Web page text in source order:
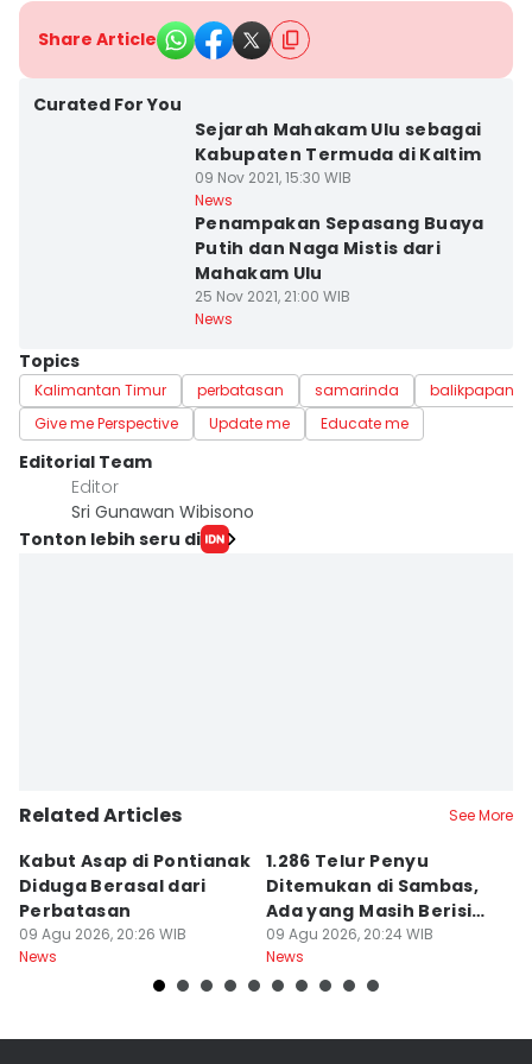
Share Article
Curated For You
Sejarah Mahakam Ulu sebagai
Kabupaten Termuda di Kaltim
09 Nov 2021, 15:30 WIB
News
Penampakan Sepasang Buaya
Putih dan Naga Mistis dari
Mahakam Ulu
25 Nov 2021, 21:00 WIB
News
Topics
Kalimantan Timur perbatasan samarinda
balikpapan
Give me Perspective
Update me Educate me
Editorial Team
Editor
Sri Gunawan Wibisono
Tonton lebih seru di
Related Articles See More
Kabut Asap di Pontianak
Diduga Berasal dari
Perbatasan
09 Agu 2026, 20:26 WIB
News
1.286 Telur Penyu
Ditemukan di Sambas,
Ada yang Masih Berisi
Embrio
09 Agu 2026, 20:24 WIB
News